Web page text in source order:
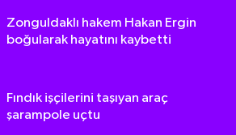
Zonguldaklı hakem Hakan Ergin
boğularak hayatını kaybetti
Fındık işçilerini taşıyan araç
şarampole uçtu